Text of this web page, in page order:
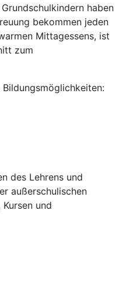
haben
bekommen jeden
Mittagessens, ist
zum
des Lehrens und
außerschulischen
und